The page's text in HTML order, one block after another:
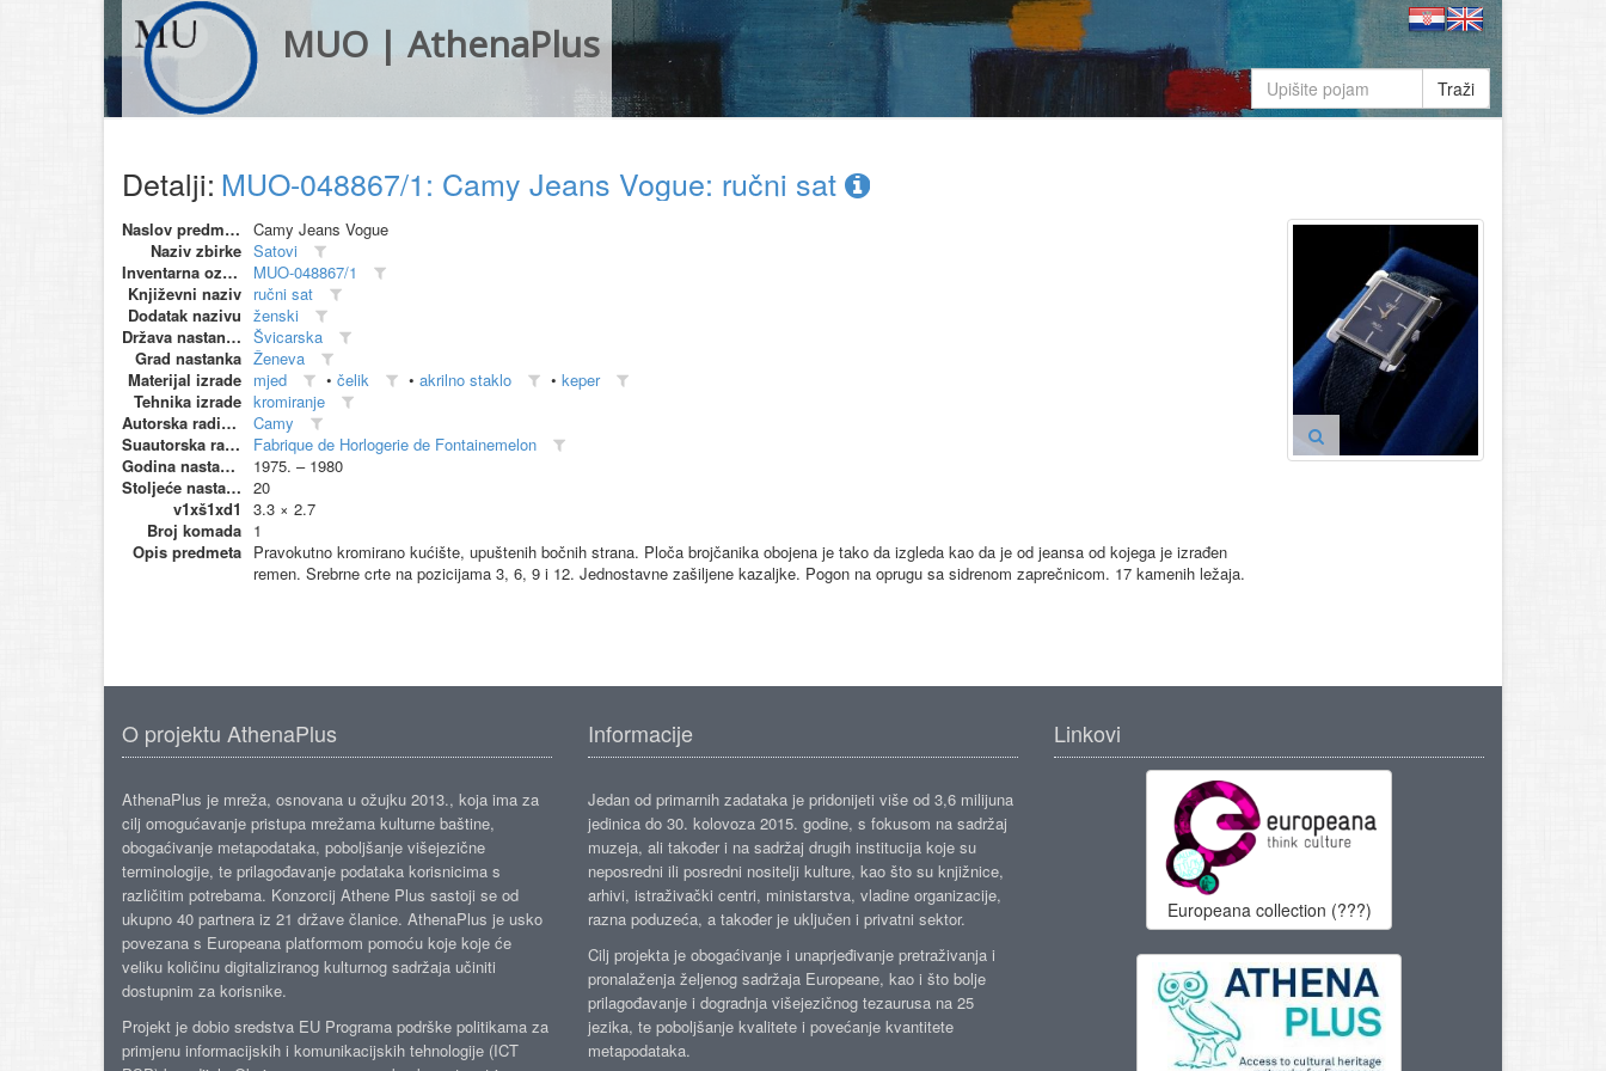
MUO | AthenaPlus
Traži
Detalji: MUO-048867/1: Camy Jeans Vogue: ručni sat
Naslov predmeta
Camy Jeans Vogue
Naziv zbirke Satovi
Inventarna oznaka
MUO-048867/1
Književni naziv ručni sat
Dodatak nazivu ženski
Država nastanka Švicarska
Grad nastanka Ženeva
Materijal izrade mjed • čelik • akrilno staklo • keper
Tehnika izrade kromiranje
Autorska radionica (proizvođač)
Camy
Suautorska radionica (suproizvođač)
Fabrique de Horlogerie de Fontainemelon
Godina nastanka
1975. – 1980
Stoljeće nastanka 20
v1xš1xd1
3.3 × 2.7
Broj komada 1
Opis predmeta Pravokutno kromirano kućište, upuštenih bočnih strana. Ploča brojčanika obojena je tako da izgleda kao da je od jeansa od kojega je izrađen
remen. Srebrne crte na pozicijama 3, 6, 9 i 12. Jednostavne zašiljene kazaljke. Pogon na oprugu sa sidrenom zaprečnicom. 17 kamenih ležaja.
O projektu AthenaPlus
AthenaPlus je mreža, osnovana u ožujku 2013., koja ima za
cilj omogućavanje pristupa mrežama kulturne baštine,
obogaćivanje metapodataka, poboljšanje višejezične
terminologije, te prilagođavanje podataka korisnicima s
različitim potrebama. Konzorcij Athene Plus sastoji se od
ukupno 40 partnera iz 21 države članice. AthenaPlus je usko
povezana s Europeana platformom pomoću koje koje će
veliku količinu digitaliziranog kulturnog sadržaja učiniti
dostupnim za korisnike.
Projekt je dobio sredstva EU Programa podrške politikama za
primjenu informacijskih i komunikacijskih tehnologije (ICT
Informacije
Jedan od primarnih zadataka je pridonijeti više od 3,6 milijuna
jedinica do 30. kolovoza 2015. godine, s fokusom na sadržaj
muzeja, ali također i na sadržaj drugih institucija koje su
neposredni ili posredni nositelji kulture, kao što su knjižnice,
arhivi, istraživački centri, ministarstva, vladine organizacije,
razna poduzeća, a također je uključen i privatni sektor.
Cilj projekta je obogaćivanje i unaprjeđivanje pretraživanja i
pronalaženja željenog sadržaja Europeane, kao i što bolje
prilagođavanje i dogradnja višejezičnog tezaurusa na 25
jezika, te poboljšanje kvalitete i povećanje kvantitete
metapodataka.
Linkovi
Europeana collection (???)